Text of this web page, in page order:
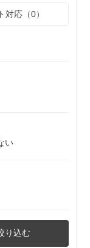
対応（0）
い
り込む